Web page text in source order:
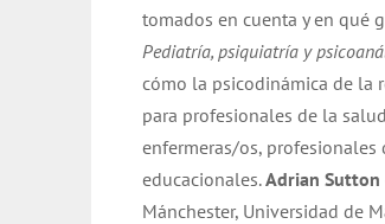
tomados en cuenta y en qué
Pediatría, psiquiatría y
cómo la psicodinámica de la
para profesionales de la
enfermeras/os,
educacionales.Adrian Sutton
Mánchester, Universidad de